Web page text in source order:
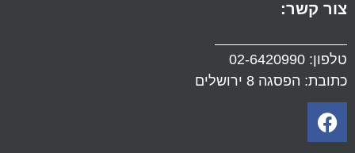
צור קשר:
טלפון: 02-6420990
כתובת: הפסגה 8 ירושלים